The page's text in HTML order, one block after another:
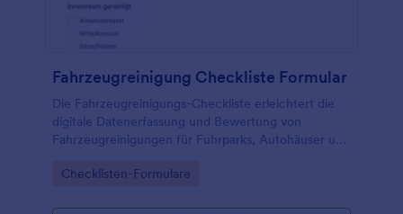
Fahrzeugreinigung Checkliste Formular
Die Fahrzeugreinigungs-Checkliste erleichtert die
digitale Datenerfassung und Bewertung von
Fahrzeugreinigungen für Fuhrparks, Autohäuser und
Go to Category:
Checklisten-Formulare